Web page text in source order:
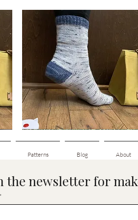
Aperçu rapide
Basic
Up
Socks
Patterns Blog About
the newsletter for
*